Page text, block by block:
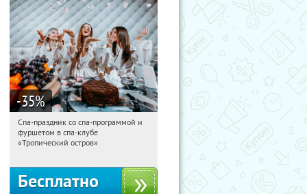
-35%
10:11:17 Получили:
Улица 1905 года
Спа-праздник со спа-программой и
фуршетом в спа-клубе
«Тропический остров»
Бесплатно